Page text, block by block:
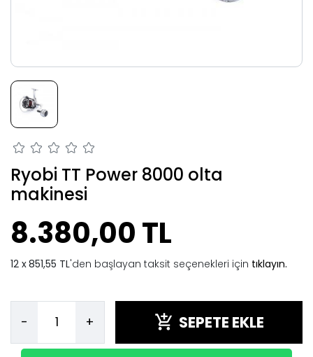
Ryobi TT Power 8000 olta
makinesi
8.380,00 TL
851,55 TL'den başlayan taksit seçenekleri için tıklayın.
- + SEPETE EKLE